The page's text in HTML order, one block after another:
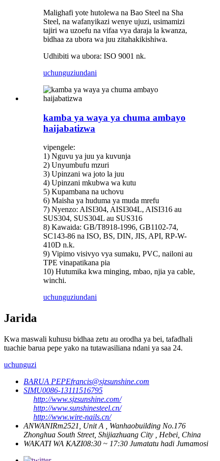
Malighafi yote hutolewa na Bao Steel na Sha
Steel, na wafanyikazi wenye ujuzi, usimamizi
tajiri wa uzoefu na vifaa vya daraja la kwanza,
bidhaa za ubora wa juu zitahakikishiwa.
Udhibiti wa ubora: ISO 9001 nk.
uchunguziundani
kamba ya waya ya chuma ambayo
haijabatizwa
vipengele:
1) Nguvu ya juu ya kuvunja
2) Unyumbufu mzuri
3) Upinzani wa joto la juu
4) Upinzani mkubwa wa kutu
5) Kupambana na uchovu
6) Maisha ya huduma ya muda mrefu
7) Nyenzo: AISI304, AISI304L, AISI316 au
SUS304, SUS304L au SUS316
8) Kawaida: GB/T8918-1996, GB1102-74,
SC143-86 na ISO, BS, DIN, JIS, API, RP-W-
410D n.k.
9) Vipimo visivyo vya sumaku, PVC, nailoni au
TPE vinapatikana pia
10) Hutumika kwa minging, mbao, njia ya cable,
winchi.
uchunguziundani
Jarida
Kwa maswali kuhusu bidhaa zetu au orodha ya bei, tafadhali
tuachie barua pepe yako na tutawasiliana ndani ya saa 24.
uchunguzi
BARUA PEPEfrancis@sjzsunshine.com
SIMU0086-13111516795
http://www.sjzsunshine.com/
http://www.sunshinesteel.cn/
http://www.wire-nails.cn/
ANWANIRm2521, Unit A , Wanhaobuilding No.176
Zhonghua South Street, Shijiazhuang City , Hebei, China
WAKATI WA KAZI08:30 ~ 17:30 Jumatatu hadi Jumamosi